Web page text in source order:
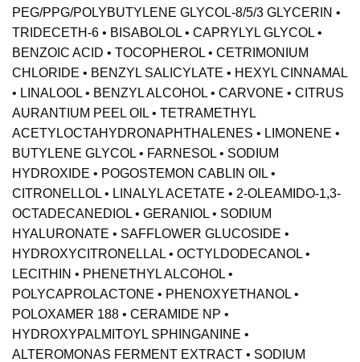
PEG/PPG/POLYBUTYLENE GLYCOL-8/5/3 GLYCERIN •
TRIDECETH-6 • BISABOLOL • CAPRYLYL GLYCOL •
BENZOIC ACID • TOCOPHEROL • CETRIMONIUM
CHLORIDE • BENZYL SALICYLATE • HEXYL CINNAMAL
• LINALOOL • BENZYL ALCOHOL • CARVONE • CITRUS
AURANTIUM PEEL OIL • TETRAMETHYL
ACETYLOCTAHYDRONAPHTHALENES • LIMONENE •
BUTYLENE GLYCOL • FARNESOL • SODIUM
HYDROXIDE • POGOSTEMON CABLIN OIL •
CITRONELLOL • LINALYL ACETATE • 2-OLEAMIDO-1,3-
OCTADECANEDIOL • GERANIOL • SODIUM
HYALURONATE • SAFFLOWER GLUCOSIDE •
HYDROXYCITRONELLAL • OCTYLDODECANOL •
LECITHIN • PHENETHYL ALCOHOL •
POLYCAPROLACTONE • PHENOXYETHANOL •
POLOXAMER 188 • CERAMIDE NP •
HYDROXYPALMITOYL SPHINGANINE •
ALTEROMONAS FERMENT EXTRACT • SODIUM